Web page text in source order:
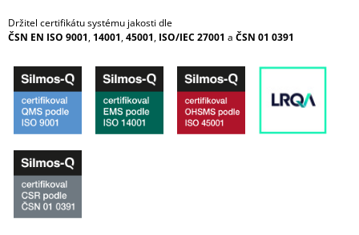
Držitel certifikátu systému jakosti dle
ČSN EN ISO 9001, 14001,45001, ISO/IEC 27001 a ČSN 01 0391